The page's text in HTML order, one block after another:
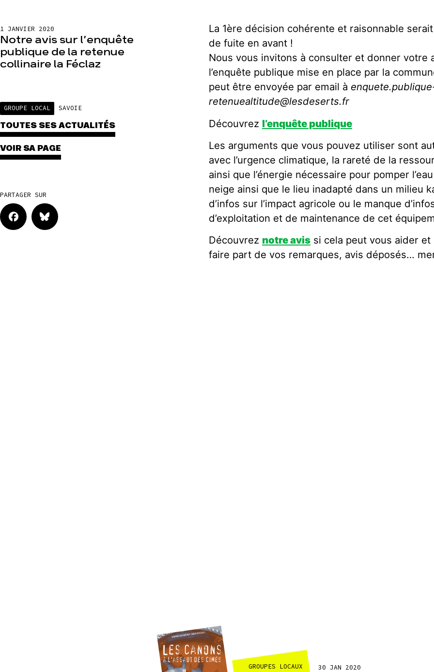
1 JANVIER 2020
Notre avis sur l’enquête
publique de la retenue
collinaire la Féclaz
GROUPE LOCAL SAVOIE
TOUTES SES ACTUALITÉS
VOIR SA PAGE
PARTAGER SUR
La 1ère décision cohérente et raisonnable
de fuite en avant !
Nous vous invitons à consulter et donner votre
l’enquête publique mise en place par la
peut être envoyée par email à
retenuealtitude@lesdeserts.fr
Découvrez l’enquête publique
Les arguments que vous pouvez utiliser sont
avec l’urgence climatique, la rareté de la
ainsi que l’énergie nécessaire pour pomper
neige ainsi que le lieu inadapté dans un milieu
d’infos sur l’impact agricole ou le manque
d’exploitation et de maintenance de cet
Découvrez notre avissi cela peut vous aider et
faire part de vos remarques, avis déposés…
GROUPES LOCAUX 30 JAN 2020